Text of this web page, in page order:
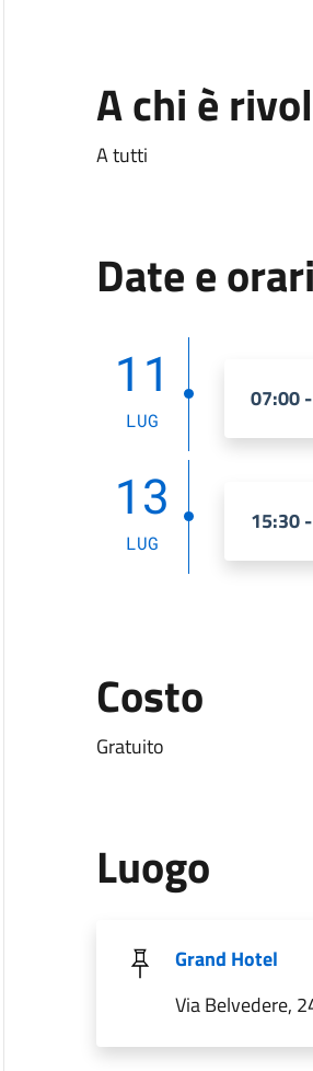
A chi è
A tutti
Date e orari
11
LUG
07:00
13
LUG
15:30
Costo
Gratuito
Luogo
Grand Hotel
Via Belvedere,